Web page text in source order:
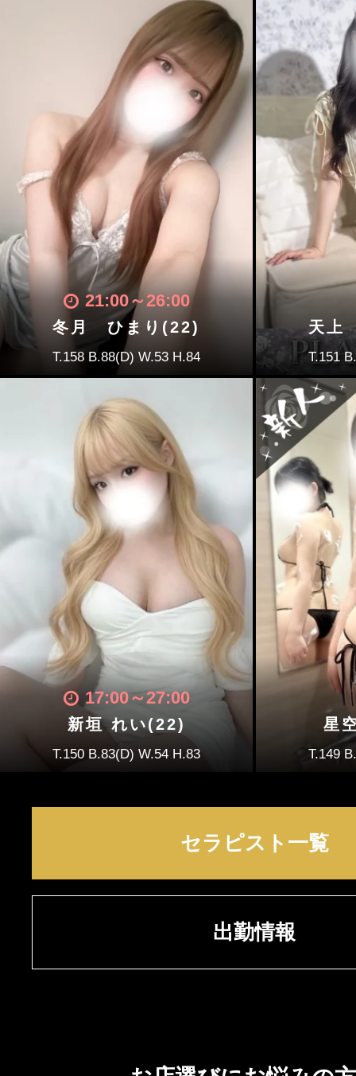
21:00～26:00
冬月 ひまり(22)
T.158 B.88(D) W.53 H.84
天上
T.151
17:00～27:00
新垣 れい(22)
T.150 B.83(D) W.54 H.83
星
T.149
セラピスト一覧
出勤情報